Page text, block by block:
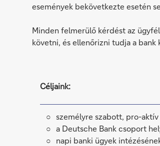
események bekövetkezte esetén
Minden felmerülő kérdést az
követni, és ellenőrizni tudja a
Céljaink:
személyre szabott, pro-
a Deutsche Bank csoport
napi banki ügyek